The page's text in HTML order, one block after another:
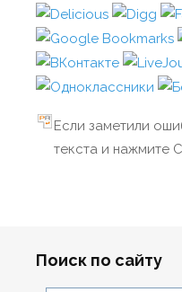
Если заметили
текста и нажмите
Поиск по сайту